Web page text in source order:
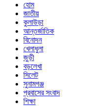
হোম
জাতীয়
কুলাউড়া
আন্তর্জাতিক
বিনোদন
খেলাধুলা
জুড়ী
বড়লেখা
সিলেট
সুনামগঞ্জ
প্রবাসের সংবাদ
শিক্ষা